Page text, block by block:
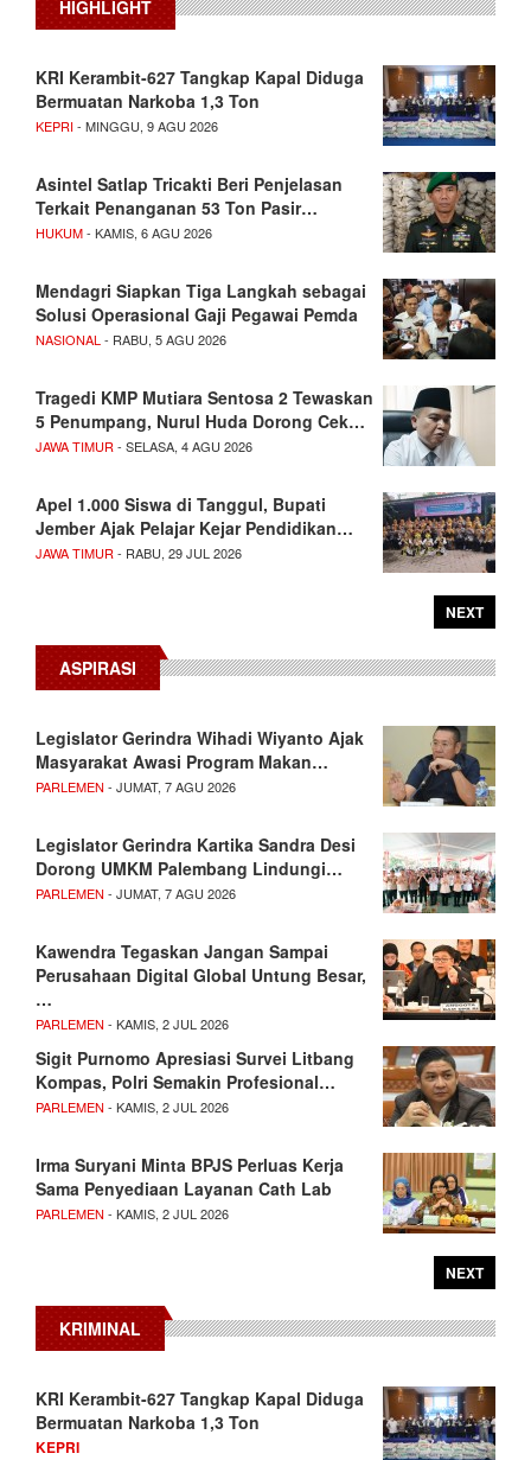
HIGHLIGHT
KRI Kerambit-627 Tangkap Kapal Diduga
Bermuatan Narkoba 1,3 Ton
KEPRI- MINGGU, 9 AGU 2026
Asintel Satlap Tricakti Beri Penjelasan
Terkait Penanganan 53 Ton Pasir…
HUKUM- KAMIS, 6 AGU 2026
Mendagri Siapkan Tiga Langkah sebagai
Solusi Operasional Gaji Pegawai Pemda
NASIONAL - RABU, 5 AGU 2026
Tragedi KMP Mutiara Sentosa 2 Tewaskan
5 Penumpang, Nurul Huda Dorong Cek…
JAWA TIMUR - SELASA, 4 AGU 2026
Apel 1.000 Siswa di Tanggul, Bupati
Jember Ajak Pelajar Kejar Pendidikan…
JAWA TIMUR - RABU, 29 JUL 2026
NEXT
ASPIRASI
Legislator Gerindra Wihadi Wiyanto Ajak
Masyarakat Awasi Program Makan…
PARLEMEN - JUMAT, 7 AGU 2026
Legislator Gerindra Kartika Sandra Desi
Dorong UMKM Palembang Lindungi…
PARLEMEN - JUMAT, 7 AGU 2026
Kawendra Tegaskan Jangan Sampai
Perusahaan Digital Global Untung Besar,
…
PARLEMEN - KAMIS, 2 JUL 2026
Sigit Purnomo Apresiasi Survei Litbang
Kompas, Polri Semakin Profesional…
PARLEMEN - KAMIS, 2 JUL 2026
Irma Suryani Minta BPJS Perluas Kerja
Sama Penyediaan Layanan Cath Lab
PARLEMEN - KAMIS, 2 JUL 2026
NEXT
KRIMINAL
KRI Kerambit-627 Tangkap Kapal Diduga
Bermuatan Narkoba 1,3 Ton
KEPRI